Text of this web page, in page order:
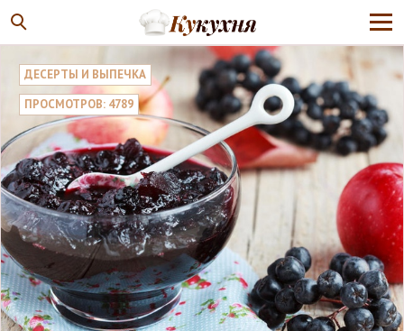
ДЕСЕРТЫ И ВЫПЕЧКА
ПРОСМОТРОВ: 4789